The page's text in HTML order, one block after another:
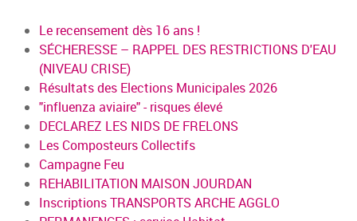
Le recensement dès 16 ans !
SÉCHERESSE – RAPPEL DES RESTRICTIONS D'EAU
(NIVEAU CRISE)
Résultats des Elections Municipales 2026
"influenza aviaire" - risques élevé
DECLAREZ LES NIDS DE FRELONS
Les Composteurs Collectifs
Campagne Feu
REHABILITATION MAISON JOURDAN
Inscriptions TRANSPORTS ARCHE AGGLO